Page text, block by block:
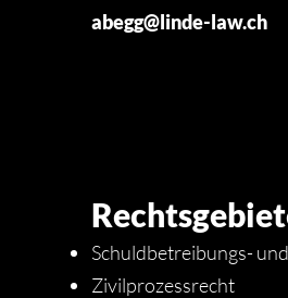
abegg@linde-law.ch
Schuldbetreibungs-
Zivilprozessrecht